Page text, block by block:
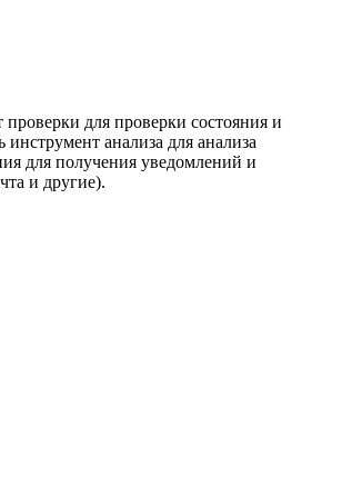
для проверки состояния и
анализа для анализа
для получения уведомлений и
и другие).